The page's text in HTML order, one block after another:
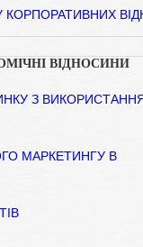
ВІДНОСИНИ
З
МАРКЕТИНГУ В